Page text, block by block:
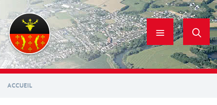
contenu
principal
ACCUEIL